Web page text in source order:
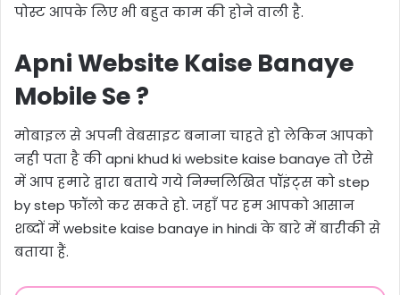
पोस्ट आपके लिए भी बहुत काम की होने वाली है.
Apni Website Kaise Banaye
Mobile Se ?
मोबाइल से अपनी वेबसाइट बनाना चाहते हो लेकिन आपको
नही पता है की apni khud ki website kaise banaye तो ऐसे
में आप हमारे द्वारा बताये गये निम्नलिखित पॉइंट्स को step
by step फॉलो कर सकते हो. जहाँ पर हम आपको आसान
शब्दों में website kaise banaye in hindi के बारे में बारीकी से
बताया हैं.